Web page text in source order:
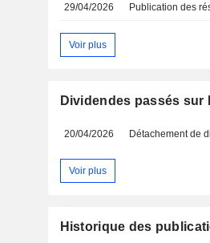
29/04/2026 Publication des
Voir plus
Dividendes passés sur
20/04/2026 Détachement de
Voir plus
Historique des